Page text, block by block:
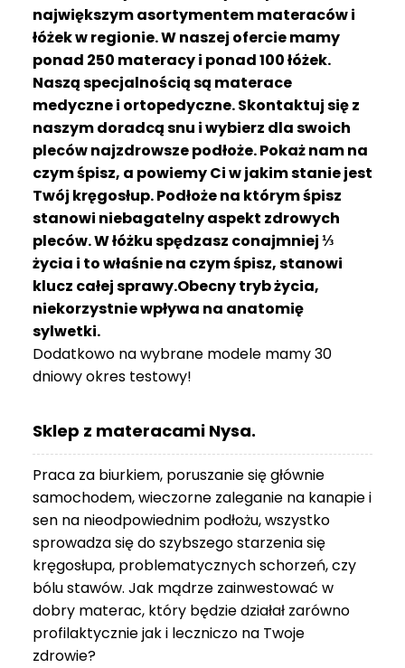
największym asortymentem materaców i
łóżek w regionie. W naszej ofercie mamy
ponad 250 materacy i ponad 100 łóżek.
Naszą specjalnością są materace
medyczne i ortopedyczne. Skontaktuj się z
naszym doradcą snu i wybierz dla swoich
pleców najzdrowsze podłoże. Pokaż nam na
czym śpisz, a powiemy Ci w jakim stanie jest
Twój kręgosłup. Podłoże na którym śpisz
stanowi niebagatelny aspekt zdrowych
pleców. W łóżku spędzasz conajmniej ⅓
życia i to właśnie na czym śpisz, stanowi
klucz całej sprawy.Obecny tryb życia,
niekorzystnie wpływa na anatomię
sylwetki.
Dodatkowo na wybrane modele mamy 30
dniowy okres testowy!
Sklep z materacami Nysa.
Praca za biurkiem, poruszanie się głównie
samochodem, wieczorne zaleganie na kanapie i
sen na nieodpowiednim podłożu, wszystko
sprowadza się do szybszego starzenia się
kręgosłupa, problematycznych schorzeń, czy
bólu stawów. Jak mądrze zainwestować w
dobry materac, który będzie działał zarówno
profilaktycznie jak i leczniczo na Twoje
zdrowie?